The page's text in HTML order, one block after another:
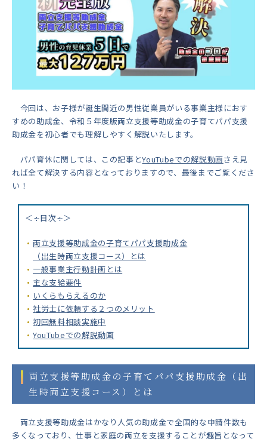
今回は、お子様が誕生間近の男性従業員がいる事業主様におす
すめの助成金、令和５年度版両立支援等助成金の子育てパパ支援
助成金を初心者でも理解しやすく解説いたします。
パパ育休に関しては、この記事とYouTubeでの解説動画さえ見
れば全て解決する内容となっておりますので、最後までご覧くださ
い！
＜∻目次∻＞
両立支援等助成金の子育てパパ支援助成金
（出生時両立支援コース）とは
一般事業主行動計画とは
主な支給要件
いくらもらえるのか
社労士に依頼する２つのメリット
初回無料相談実施中
YouTubeでの解説動画
両立支援等助成金の子育てパパ支援助成金（出
生時両立支援コース）とは
両立支援等助成金はかなり人気の助成金で全国的な申請件数も
多くなっており、仕事と家庭の両立を支援することが趣旨となって